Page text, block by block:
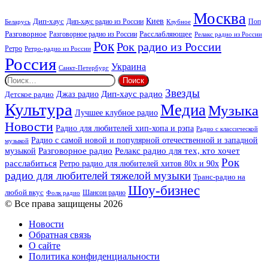
Беларусь Дип-хаус Дип-хаус радио из России Киев Клубное Москва Поп
Разговорное Разговорное радио из России Расслабляющее Релакс радио из России
Ретро Ретро-радио из России РокРок радио из России
Россия Санкт-Петербург Украина
Найти:
Детское радио Джаз радио Дип-хаус радио Звезды
Культура Лучшее клубное радио МедиаМузыка
Новости Радио для любителей хип-хопа и рэпа Радио с классической
музыкой Радио с самой новой и популярной отечественной и западной
музыкой Разговорное радио Релакс радио для тех, кто хочет
расслабиться Ретро радио для любителей хитов 80х и 90х Рок
радио для любителей тяжелой музыки Транс-радио на
любой вкус Фолк радио Шансон радио Шоу-бизнес
© Все права защищены 2026
Новости
Обратная связь
О сайте
Политика конфиденциальности